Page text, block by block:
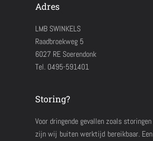
Adres
LMB SWINKELS
Raadbroekweg 5
6027 RE Soerendonk
Tel. 0495-591401
Storing?
Voor dringende gevallen zoals storingen
zijn wij buiten werktijd bereikbaar. Een